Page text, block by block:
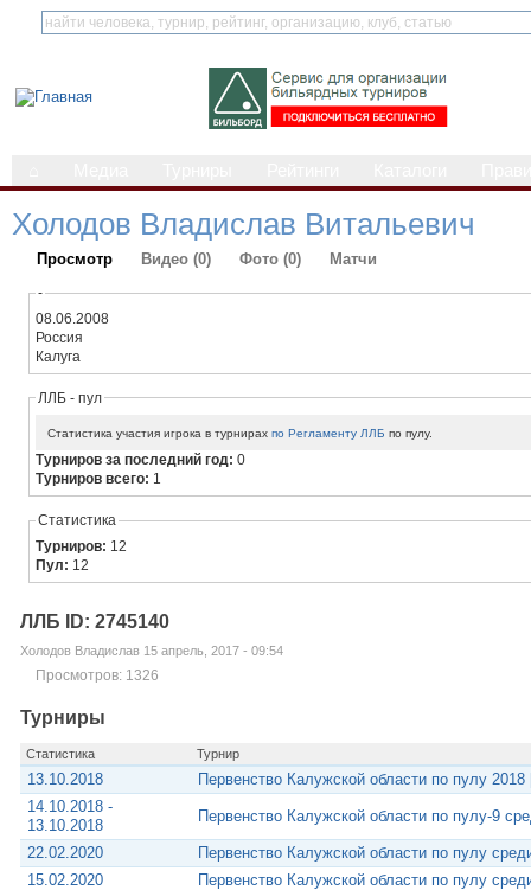
Холодов Владислав Витальевич
Просмотр Видео (0) Фото (0) Матчи
-
08.06.2008
Россия
Калуга
ЛЛБ - пул
Статистика участия игрока в турнирахпо Регламенту ЛЛБ по пулу.
Турниров за последний год:0
Турниров всего: 1
Статистика
Турниров: 12
Пул: 12
ЛЛБ ID: 2745140
Холодов Владислав 15 апрель, 2017 - 09:54
Просмотров: 1326
Турниры
Статистика Турнир
13.10.2018
Первенство Калужской области по пулу 2018
14.10.2018 -
13.10.2018
Первенство Калужской области по пулу-9
22.02.2020
Первенство Калужской области по пулу
15.02.2020
Первенство Калужской области по пулу